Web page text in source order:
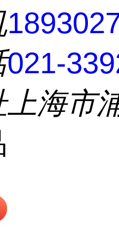
021-
上海市